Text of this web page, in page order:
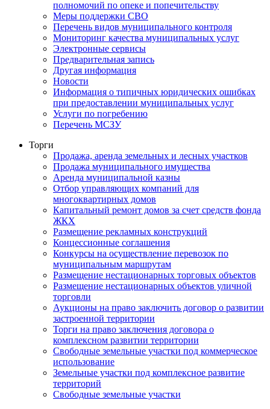
полномочий по опеке и попечительству
Меры поддержки СВО
Перечень видов муниципального контроля
Мониторинг качества муниципальных услуг
Электронные сервисы
Предварительная запись
Другая информация
Новости
Информация о типичных юридических ошибках
при предоставлении муниципальных услуг
Услуги по погребению
Перечень МСЗУ
Торги
Продажа, аренда земельных и лесных участков
Продажа муниципального имущества
Аренда муниципальной казны
Отбор управляющих компаний для
многоквартирных домов
Капитальный ремонт домов за счет средств фонда
ЖКХ
Размещение рекламных конструкций
Концессионные соглашения
Конкурсы на осуществление перевозок по
муниципальным маршрутам
Размещение нестационарных торговых объектов
Размещение нестационарных объектов уличной
торговли
Аукционы на право заключить договор о развитии
застроенной территории
Торги на право заключения договора о
комплексном развитии территории
Свободные земельные участки под коммерческое
использование
Земельные участки под комплексное развитие
территорий
Свободные земельные участки